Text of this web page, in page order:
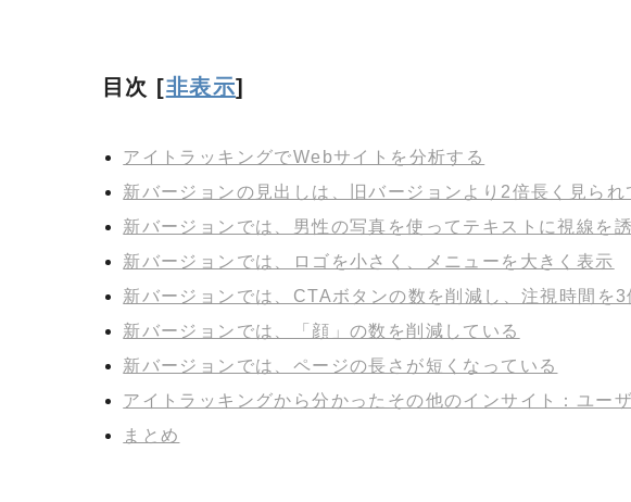
目次 [非表示]
アイトラッキングでWebサイトを分析する
新バージョンの見出しは、旧バージョンより2倍長く見られ
新バージョンでは、男性の写真を使ってテキストに視線を
新バージョンでは、ロゴを小さく、メニューを大きく表示
新バージョンでは、CTAボタンの数を削減し、注視時間を3
新バージョンでは、「顔」の数を削減している
新バージョンでは、ページの長さが短くなっている
アイトラッキングから分かったその他のインサイト：ユー
まとめ